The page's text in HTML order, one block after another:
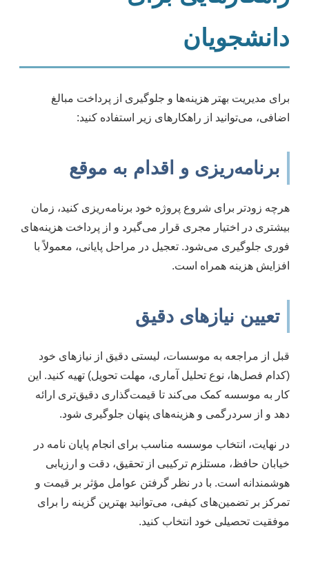
دانشجویان
برای مدیریت بهتر هزینه‌ها و جلوگیری از پرداخت مبالغ
اضافی، می‌توانید از راهکارهای زیر استفاده کنید:
برنامه‌ریزی و اقدام به موقع
هرچه زودتر برای شروع پروژه خود برنامه‌ریزی کنید، زمان
بیشتری در اختیار مجری قرار می‌گیرد و از پرداخت هزینه‌های
فوری جلوگیری می‌شود. تعجیل در مراحل پایانی، معمولاً با
افزایش هزینه همراه است.
تعیین نیازهای دقیق
قبل از مراجعه به موسسات، لیستی دقیق از نیازهای خود
(کدام فصل‌ها، نوع تحلیل آماری، مهلت تحویل) تهیه کنید. این
کار به موسسه کمک می‌کند تا قیمت‌گذاری دقیق‌تری ارائه
دهد و از سردرگمی و هزینه‌های پنهان جلوگیری شود.
در نهایت، انتخاب موسسه مناسب برای انجام پایان نامه در
خیابان حافظ، مستلزم ترکیبی از تحقیق، دقت و ارزیابی
هوشمندانه است. با در نظر گرفتن عوامل مؤثر بر قیمت و
تمرکز بر تضمین‌های کیفی، می‌توانید بهترین گزینه را برای
موفقیت تحصیلی خود انتخاب کنید.